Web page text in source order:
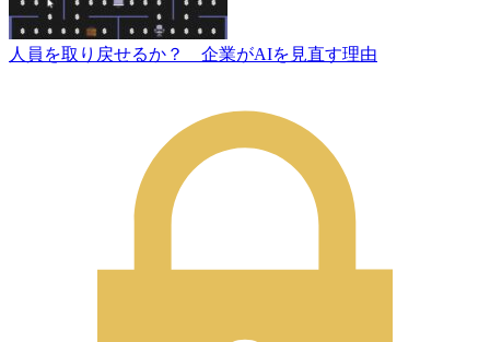
人員を取り戻せるか？ 企業がAIを見直す理由